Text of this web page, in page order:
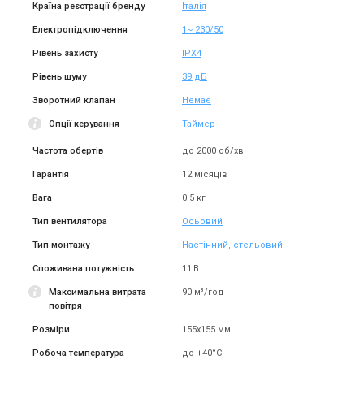
Elicent Eco-line 150 A T
Країна реєстрації бренду Італія
Електропідключення 1~ 230/50
Рівень захисту IPX4
Рівень шуму 39 дБ
Зворотний клапан Немає
Опції керування Таймер
Частота обертів до 2000 об/хв
Гарантія 12 місяців
Вага 0.5 кг
Тип вентилятора Осьовий
Тип монтажу Настінний, стельовий
Споживана потужність 11 Вт
Максимальна витрата
повітря
90 м³/год
Розміри 155х155 мм
Робоча температура до +40°C